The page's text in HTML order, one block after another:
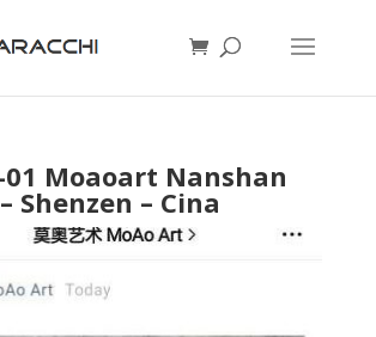
01 Moaoart Nanshan
Shenzen – Cina